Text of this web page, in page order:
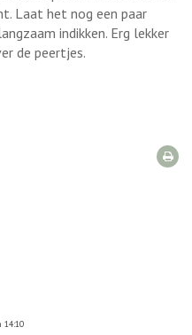
Laat het nog een paar
indikken. Erg lekker
de peertjes.
14:10